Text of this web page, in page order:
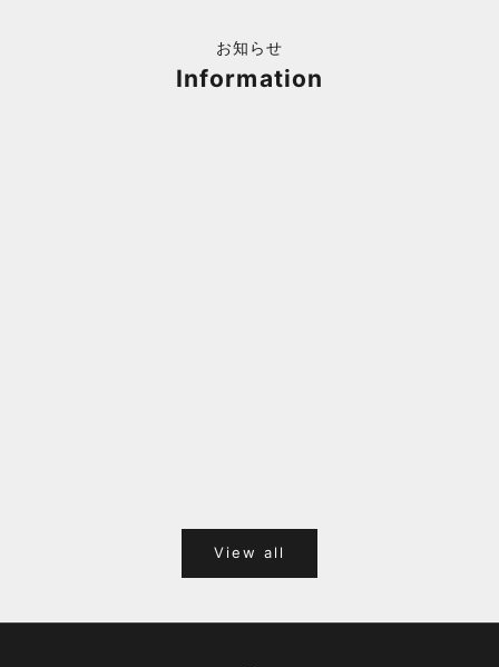
お知らせ
Information
View all